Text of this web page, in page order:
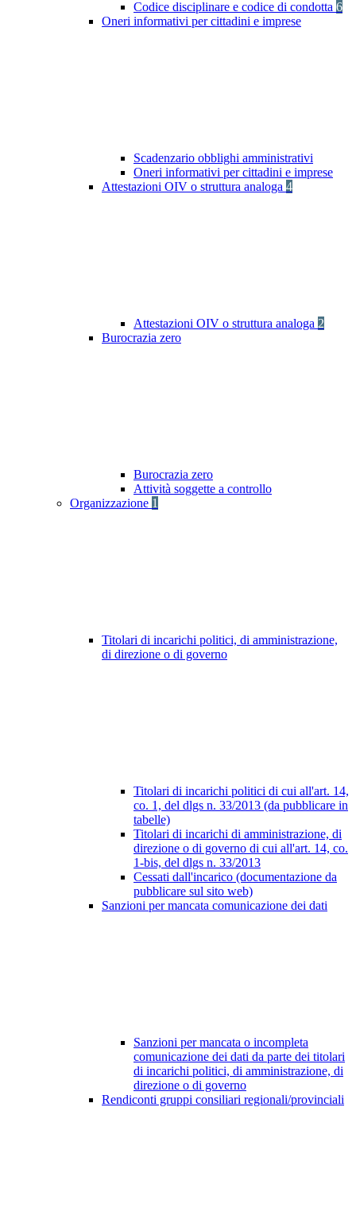
Codice disciplinare e codice di condotta 6
Oneri informativi per cittadini e imprese
Scadenzario obblighi amministrativi
Oneri informativi per cittadini e imprese
Attestazioni OIV o struttura analoga 4
Attestazioni OIV o struttura analoga 2
Burocrazia zero
Burocrazia zero
Attività soggette a controllo
Organizzazione 1
Titolari di incarichi politici, di amministrazione,
di direzione o di governo
Titolari di incarichi politici di cui all'art. 14,
co. 1, del dlgs n. 33/2013 (da pubblicare in
tabelle)
Titolari di incarichi di amministrazione, di
direzione o di governo di cui all'art. 14, co.
1-bis, del dlgs n. 33/2013
Cessati dall'incarico (documentazione da
pubblicare sul sito web)
Sanzioni per mancata comunicazione dei dati
Sanzioni per mancata o incompleta
comunicazione dei dati da parte dei titolari
di incarichi politici, di amministrazione, di
direzione o di governo
Rendiconti gruppi consiliari regionali/provinciali